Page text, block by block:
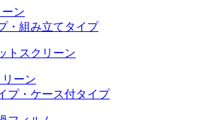
ン
・組み立てタイプ
ーン
プ・ケース付タイプ